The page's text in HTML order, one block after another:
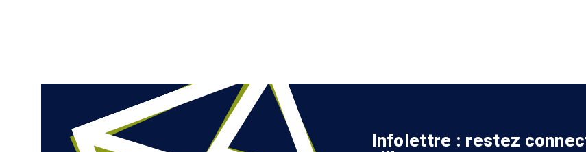
Infolettre : restez